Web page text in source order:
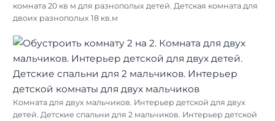
комната 20 кв м для разнополых детей. Детская комната для
двоих разнополых 18 кв.м
Комната для двух мальчиков. Интерьер детской для двух
детей. Детские спальни для 2 мальчиков. Интерьер детской